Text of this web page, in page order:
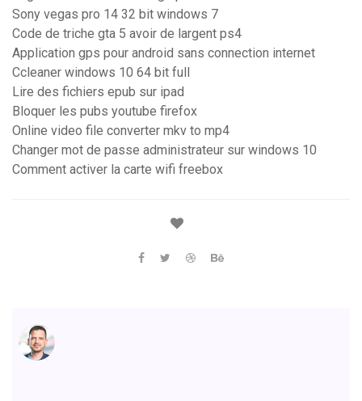
Sony vegas pro 14 32 bit windows 7
Code de triche gta 5 avoir de largent ps4
Application gps pour android sans connection internet
Ccleaner windows 10 64 bit full
Lire des fichiers epub sur ipad
Bloquer les pubs youtube firefox
Online video file converter mkv to mp4
Changer mot de passe administrateur sur windows 10
Comment activer la carte wifi freebox